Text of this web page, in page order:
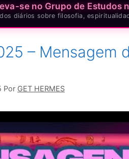
se no Grupo de Estudos
diários sobre filosofia,
– Mensagem
Por GET HERMES